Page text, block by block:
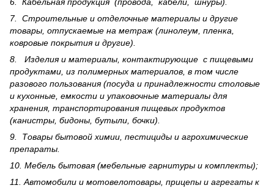
7. Строительные и отделочные материалы и другие
товары, отпускаемые на метраж (линолеум, пленка,
ковровые покрытия и другие).
8. Изделия и материалы, контактирующие с пищевыми
продуктами, из полимерных материалов, в том числе
разового пользования (посуда и принадлежности столовые
и кухонные, емкости и упаковочные материалы для
хранения, транспортирования пищевых продуктов
(канистры, бидоны, бутыли, бочки).
9. Товары бытовой химии, пестициды и агрохи­мические
препараты.
10. Мебель бытовая (мебельные гарнитуры и комплекты);
11. Автомобили и мотовелотовары, прицепы и агрегаты к